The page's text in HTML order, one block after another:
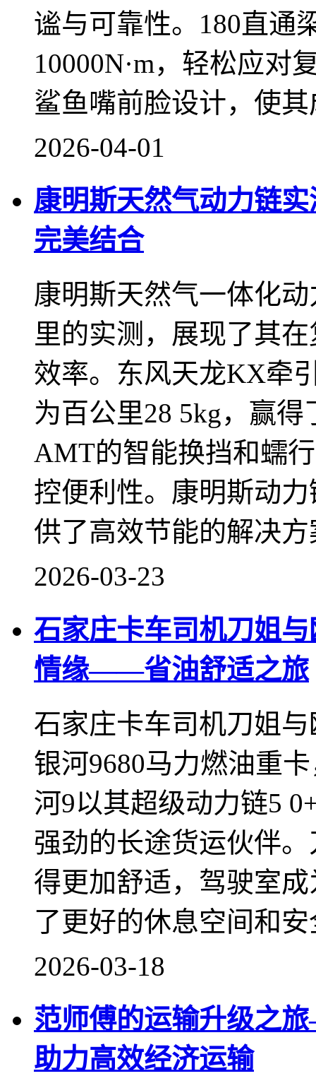
谧与可靠性。180直通
10000N·m，轻松应对
鲨鱼嘴前脸设计，使
2026-04-01
康明斯天然气动力链
完美结合
康明斯天然气一体化
里的实测，展现了其
效率。东风天龙KX牵
为百公里28 5kg，赢
AMT的智能换挡和蠕
控便利性。康明斯动
供了高效节能的解决方
2026-03-23
石家庄卡车司机刀姐
情缘——省油舒适之旅
石家庄卡车司机刀姐
银河9680马力燃油重
河9以其超级动力链5
强劲的长途货运伙伴
得更加舒适，驾驶室
了更好的休息空间和
2026-03-18
范师傅的运输升级之
助力高效经济运输